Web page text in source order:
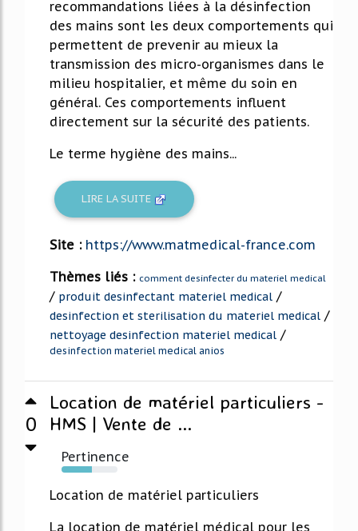
recommandations liées à la désinfection
des mains sont les deux comportements qui
permettent de prevenir au mieux la
transmission des micro-organismes dans le
milieu hospitalier, et même du soin en
général. Ces comportements influent
directement sur la sécurité des patients.
Le terme hygiène des mains...
LIRE LA SUITE
Site : https://www.matmedical-france.com
Thèmes liés : comment desinfecter du materiel medical
/ produit desinfectant materiel medical /
desinfection et sterilisation du materiel medical /
nettoyage desinfection materiel medical /
desinfection materiel medical anios
0
Location de matériel particuliers -
HMS | Vente de ...
Pertinence
54%
Location de matériel particuliers
La location de matériel médical pour les